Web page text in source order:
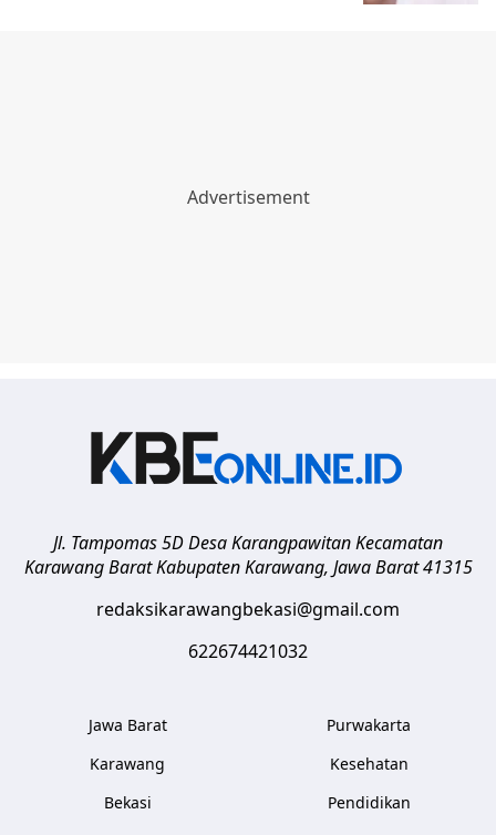
Jl. Tampomas 5D Desa Karangpawitan Kecamatan
Karawang Barat Kabupaten Karawang, Jawa Barat 41315
redaksikarawangbekasi@gmail.com
622674421032
Jawa Barat
Karawang
Bekasi
Purwakarta
Kesehatan
Pendidikan